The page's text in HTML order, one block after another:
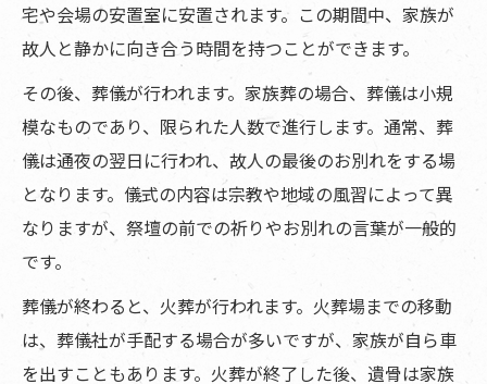
宅や会場の安置室に安置されます。この期間中、家族が
故人と静かに向き合う時間を持つことができます。
その後、葬儀が行われます。家族葬の場合、葬儀は小規
模なものであり、限られた人数で進行します。通常、葬
儀は通夜の翌日に行われ、故人の最後のお別れをする場
となります。儀式の内容は宗教や地域の風習によって異
なりますが、祭壇の前での祈りやお別れの言葉が一般的
です。
葬儀が終わると、火葬が行われます。火葬場までの移動
は、葬儀社が手配する場合が多いですが、家族が自ら車
を出すこともあります。火葬が終了した後、遺骨は家族